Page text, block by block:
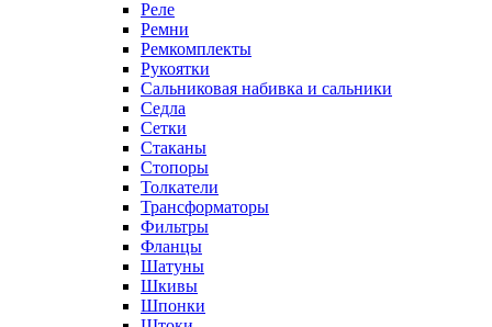
Реле
Ремни
Ремкомплекты
Рукоятки
Сальниковая набивка и сальники
Седла
Сетки
Стаканы
Стопоры
Толкатели
Трансформаторы
Фильтры
Фланцы
Шатуны
Шкивы
Шпонки